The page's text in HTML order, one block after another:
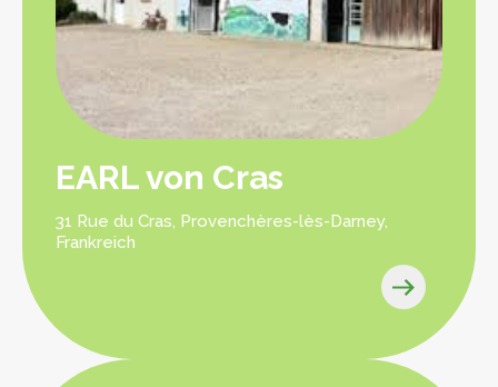
EARL von Cras
31 Rue du Cras, Provenchères-lès-Darney,
Frankreich